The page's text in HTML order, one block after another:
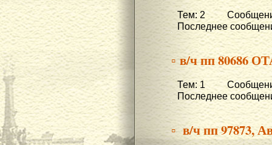
Тем: 2
Последнее
▫ в/ч пп 80686
Тем: 1
Последнее
▫ в/ч пп 97873,